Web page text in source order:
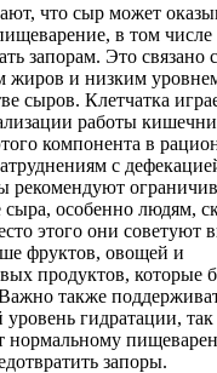
что сыр может
в том числе
запорам. Это связано
жиров и низким
сыров. Клетчатка
работы
компонента в
с
рекомендуют
сыра, особенно людям,
этого они советуют
фруктов, овощей и
продуктов, которые
также
уровень гидратации, так
нормальному
запоры.